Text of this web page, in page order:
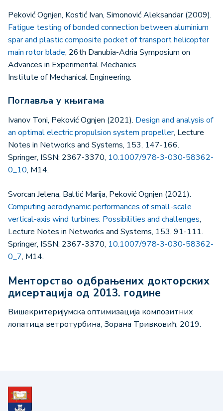
Peković Ognjen, Kostić Ivan, Simonović Aleksandar (2009).
Fatigue testing of bonded connection between aluminium
spar and plastic composite pocket of transport helicopter
main rotor blade, 26th Danubia-Adria Symposium on
Advances in Experimental Mechanics.
Institute of Mechanical Engineering.
Поглавља у књигама
Ivanov Toni, Peković Ognjen (2021). Design and analysis of
an optimal electric propulsion system propeller, Lecture
Notes in Networks and Systems, 153, 147-166.
Springer, ISSN: 2367-3370, 10.1007/978-3-030-58362-
0_10, M14.
Svorcan Jelena, Baltić Marija, Peković Ognjen (2021).
Computing aerodynamic performances of small-scale
vertical-axis wind turbines: Possibilities and challenges,
Lecture Notes in Networks and Systems, 153, 91-111.
Springer, ISSN: 2367-3370, 10.1007/978-3-030-58362-
0_7, M14.
Менторство одбрањених докторских
дисертација од 2013. године
Вишекритеријумска оптимизација композитних
лопатица ветротурбина, Зорана Тривковић, 2019.